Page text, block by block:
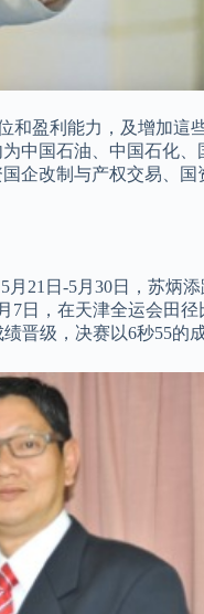
盈利能力，及增加
中国石油、中国石化
改制与产权交易、
21日-5月30日，苏炳
日，在天津全运会田
晋级，决赛以6秒55的